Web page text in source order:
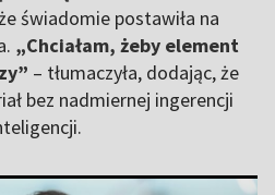
świadomie postawiła na
„Chciałam, żeby element
– tłumaczyła, dodając, że
bez nadmiernej ingerencji